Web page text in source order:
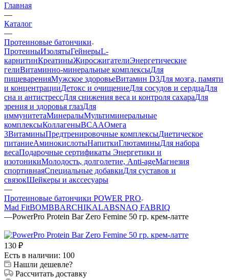
Главная
—
Каталог
—
Протеиновые батончики
ПротеиныИзолятыГейнерыL-
карнитинКреатиныЖиросжигателиЭнергетические
гелиВитаминно-минеральные комплексыДля
пищеваренияМужское здоровьеВитамин D3Для мозга, памяти
и концентрацииДетокс и очищениеДля сосудов и сердцаДля
сна и антистрессДля снижения веса и контроля сахараДля
зрения и здоровья глазДля
иммунитетаМинералыМультиминеральные
комплексыКоллагеныBCAAОмега
3ВитаминыПредтренировочные комплексыДиетическое
питаниеАминокислотыНапиткиГлютаминыДля набора
весаПодарочные сертификаты Энергетики и
изотоникиМолодость, долголетие, Anti-ageМагнезия
спортивнаяСпециальные добавкиДля суставов и
связокШейкеры и акссесуары
—
Протеиновые батончики POWER PRO
Mad FitBOMBBARCHIKALABSNAQ FABRIQ
—PowerPro Protein Bar Zero Femine 50 гр. крем-латте
130 ₽
Есть в наличии: 100
Нашли дешевле?
Рассчитать доставку